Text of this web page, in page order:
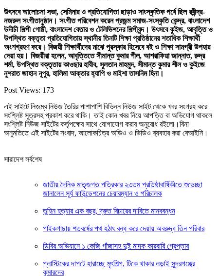
উৎসবে আলোচনা সভা, সেমিনার ও প্রতিযোগিতা ছাড়াও সাংস্কৃতিক পর্বে ছিল রবীন্দ্র-
নজরুল সংগীতানুষ্ঠান। সংগীত পরিবেশন করেন প্রজন্ম সমাজ-সংস্কৃতি কেন্দ্র, বাংলাদেশ
উদীচী শিল্পী গোষ্ঠী, বাংলাদেশ বেতার ও টেলিভিশনের শিল্পীবৃন্দ। উৎসবে কুইজ, আবৃত্তি ও
উপস্থিত বক্তৃতা প্রতিযোগিতায় স্থানীয় তিনটি শিক্ষা প্রতিষ্ঠানের শতাধিক শিক্ষার্থী
অংশগ্রহণ করে। বিজয়ী শিক্ষার্থীদের মাঝে পুরস্কার হিসেবে বই ও শিক্ষা সামগ্রী উপহার
দেয়া হয়। বিজয়ীরা হলেন, আবৃত্তিতে সীমান্ত কুমার শীল, আশরাফিয়া জান্নাত, রুদ্র
শর্মা, উপস্থিত বক্তৃতায় কাওছার হাবীব, সুলতান মাহমুদ, সীমান্ত কুমার শীল ও কুইজে
নুশরাত জাহান নূপুর, হালিমা আক্তার হ্যাপি ও মাইশা তাসনিম হিনা।
Post Views: 173
এই সাইটে নিজম্ব নিউজ তৈরির পাশাপাশি বিভিন্ন নিউজ সাইট থেকে খবর সংগ্রহ করে
সংশ্লিষ্ট সূত্রসহ প্রকাশ করে থাকি। তাই কোন খবর নিয়ে আপত্তি বা অভিযোগ থাকলে
সংশ্লিষ্ট নিউজ সাইটের কর্তৃপক্ষের সাথে যোগাযোগ করার অনুরোধ রইলো।বিনা
অনুমতিতে এই সাইটের সংবাদ, আলোকচিত্র অডিও ও ভিডিও ব্যবহার করা বেআইনি।
সারাদেশ সর্বশেষ
জাতীয় দৈনিক মাতৃজগত পত্রিকার ২৩তম প্রতিষ্ঠাবার্ষিকীতে শুভেচ্ছা
জানালেন সূর্য ফাউন্ডেশনের চেয়ারম্যান ও পরিচালক
তুহিন হত্যার এক বছর, দ্রুত বিচারের দাবিতে মানববন্ধন
পাইকগাছায় শতবর্ষের পথ হঠাৎ বন্ধ করে দেয়ায় অবরুদ্ধ তিন পরিবার
ডিবির অভিযানে ১ কেজি গাঁজাসহ দুই মাদক কারবারি গ্রেপ্তার
প্লাস্টিকের দাপটে হারাচ্ছে মৃৎশিল্প, টিকে থাকার লড়াই সুন্দরগঞ্জের
কুমারদের